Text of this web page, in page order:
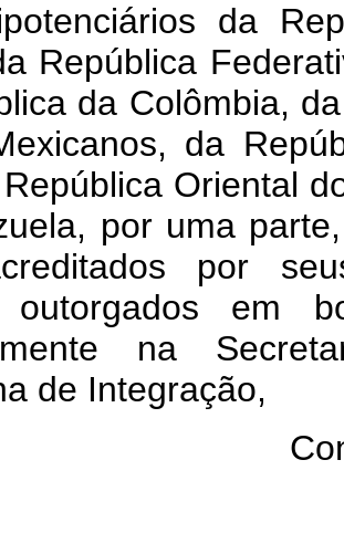
da
República
da Colômbia,
da
Oriental
por uma
por
outorgados em
na
de Integração,